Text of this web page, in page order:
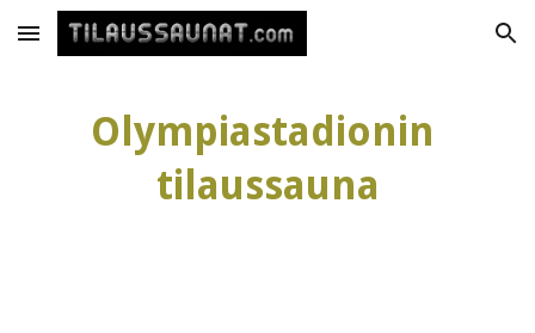
Skip to main content Skip to navigation
Olympiastadionin
tilaussauna